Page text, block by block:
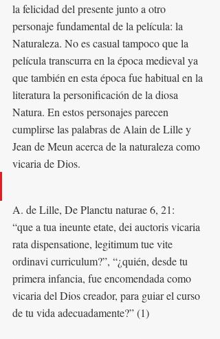
la felicidad del presente junto a otro
personaje fundamental de la película: la
Naturaleza. No es casual tampoco que la
película transcurra en la época medieval ya
que también en esta época fue habitual en la
literatura la personificación de la diosa
Natura. En estos personajes parecen
cumplirse las palabras de Alain de Lille y
Jean de Meun acerca de la naturaleza como
vicaria de Dios.
A. de Lille, De Planctu naturae 6, 21:
“que a tua ineunte etate, dei auctoris vicaria
rata dispensatione, legitimum tue vite
ordinavi curriculum?”, “¿quién, desde tu
primera infancia, fue encomendada como
vicaria del Dios creador, para guiar el curso
de tu vida adecuadamente?” (1)